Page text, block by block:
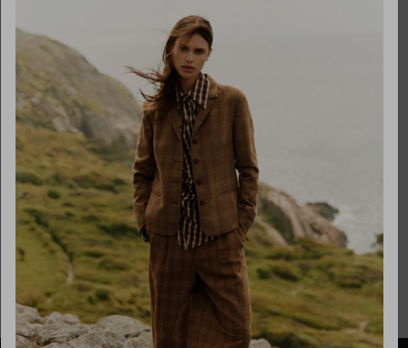
Donderdag
Vrijdag
Zaterdag
Zondag
Over ons
Necessaries by Marlou
Onze partners